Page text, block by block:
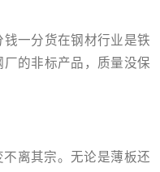
钱一分货在钢材行业是铁
的非标产品，质量没保
离其宗。无论是薄板还